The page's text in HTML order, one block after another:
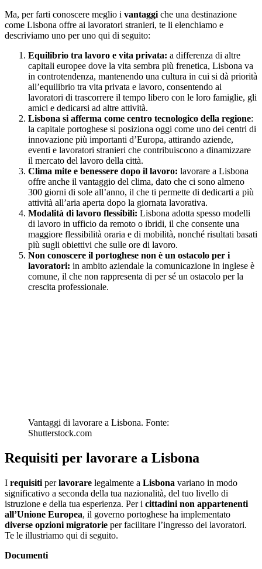
Ma, per farti conoscere meglio i vantaggi che una destinazione
come Lisbona offre ai lavoratori stranieri, te li elenchiamo e
descriviamo uno per uno qui di seguito:
Equilibrio tra lavoro e vita privata: a differenza di altre
capitali europee dove la vita sembra più frenetica, Lisbona va
in controtendenza, mantenendo una cultura in cui si dà priorità
all’equilibrio tra vita privata e lavoro, consentendo ai
lavoratori di trascorrere il tempo libero con le loro famiglie, gli
amici e dedicarsi ad altre attività.
Lisbona si afferma come centro tecnologico della regione:
la capitale portoghese si posiziona oggi come uno dei centri di
innovazione più importanti d’Europa, attirando aziende,
eventi e lavoratori stranieri che contribuiscono a dinamizzare
il mercato del lavoro della città.
Clima mite e benessere dopo il lavoro: lavorare a Lisbona
offre anche il vantaggio del clima, dato che ci sono almeno
300 giorni di sole all’anno, il che ti permette di dedicarti a più
attività all’aria aperta dopo la giornata lavorativa.
Modalità di lavoro flessibili: Lisbona adotta spesso modelli
di lavoro in ufficio da remoto o ibridi, il che consente una
maggiore flessibilità oraria e di mobilità, nonché risultati basati
più sugli obiettivi che sulle ore di lavoro.
Non conoscere il portoghese non è un ostacolo per i
lavoratori: in ambito aziendale la comunicazione in inglese è
comune, il che non rappresenta di per sé un ostacolo per la
crescita professionale.
Vantaggi di lavorare a Lisbona. Fonte:
Shutterstock.com
Requisiti per lavorare a Lisbona
I requisiti perlavorare legalmente a Lisbona variano in modo
significativo a seconda della tua nazionalità, del tuo livello di
istruzione e della tua esperienza. Per i cittadini non appartenenti
all’Unione Europea, il governo portoghese ha implementato
diverse opzioni migratorie per facilitare l’ingresso dei lavoratori.
Te le illustriamo qui di seguito.
Documenti